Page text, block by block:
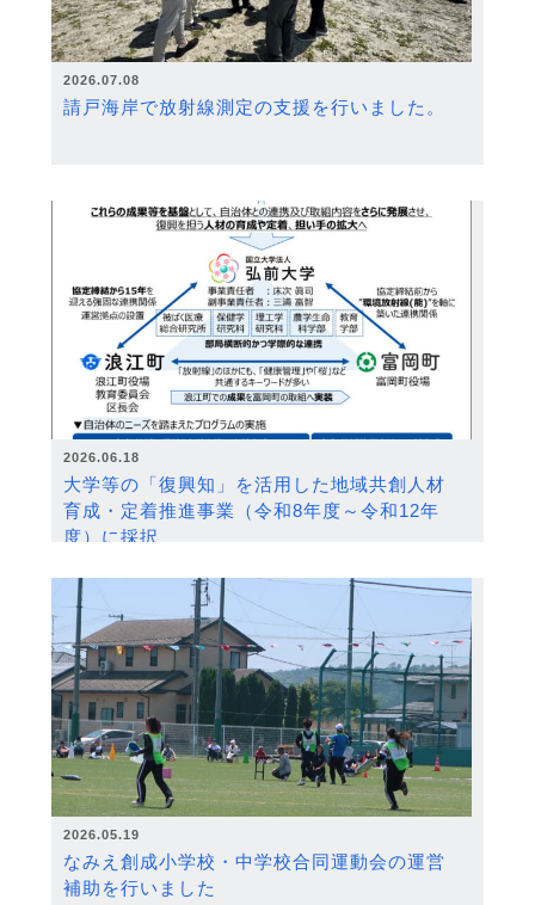
2026.07.08
請戸海岸で放射線測定の支援を行いました。
2026.06.18
大学等の「復興知」を活用した地域共創人材
育成・定着推進事業（令和8年度～令和12年
度）に採択
2026.05.19
なみえ創成小学校・中学校合同運動会の運営
補助を行いました